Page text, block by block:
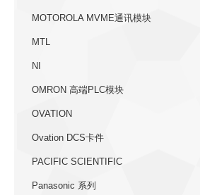
MOTOROLA MVME通讯模块
MTL
NI
OMRON 高端PLC模块
OVATION
Ovation DCS卡件
PACIFIC SCIENTIFIC
Panasonic 系列